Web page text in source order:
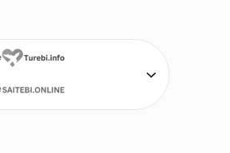
ᲘᲐᲤᲐᲓ
GE